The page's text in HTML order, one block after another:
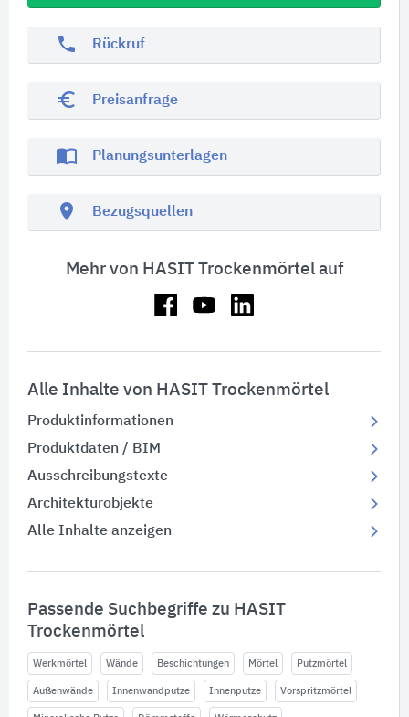
phone Rückruf
euro_symbol Preisanfrage
import_contacts Planungsunterlagen
location_on Bezugsquellen
Mehr von HASIT Trockenmörtel auf
Alle Inhalte von HASIT Trockenmörtel
Produktinformationen
Produktdaten / BIM
Ausschreibungstexte
Architekturobjekte
Alle Inhalte anzeigen
Passende Suchbegriffe zu HASIT
Trockenmörtel
Werkmörtel Wände Beschichtungen Mörtel Putzmörtel
Außenwände Innenwandputze Innenputze Vorspritzmörtel